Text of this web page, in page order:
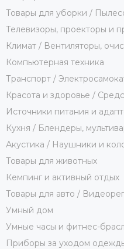
Товары для уборки /
Телевизоры, проекторы и
Климат / Вентиляторы,
Компьютерная техника
Транспорт /
Красота и здоровье /
Источники питания и
Кухня / Блендеры,
Акустика / Наушники и
Товары для животных
Кемпинг и активный отдых
Товары для авто /
Умный дом
Умные часы и фитнес-
Приборы за уходом